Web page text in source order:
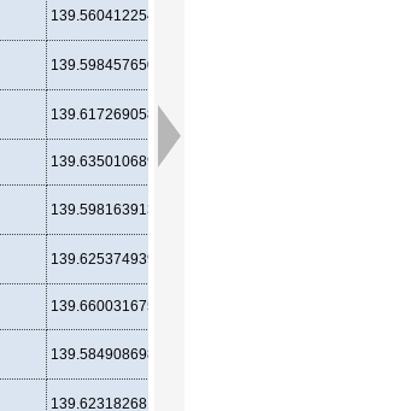
139.560412254906
139.598457650767
139.617269058912
139.635010689629
139.598163913161
139.625374939194
139.660031675254
139.584908698183
139.62318268145